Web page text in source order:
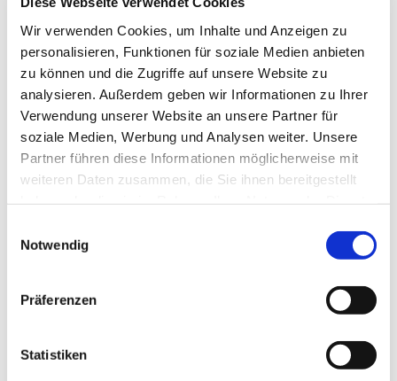
Wir verwenden Cookies, um Inhalte und Anzeigen zu
personalisieren, Funktionen für soziale Medien anbieten
zu können und die Zugriffe auf unsere Website zu
analysieren. Außerdem geben wir Informationen zu Ihrer
Verwendung unserer Website an unsere Partner für
soziale Medien, Werbung und Analysen weiter. Unsere
Partner führen diese Informationen möglicherweise mit
weiteren Daten zusammen, die Sie ihnen bereitgestellt
Notwendig
Präferenzen
Statistiken
EUR79,90TVA non comprise *
EUR95,08TVA incluse
Aspirateur de sécurité classe L FLEX, No.
Dépoussiéreur Karl Dahm Universal art.-no.